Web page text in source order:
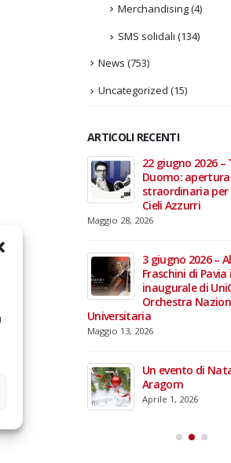
Merchandising(4)
SMS solidali (134)
News (753)
Uncategorized (15)
ARTICOLI RECENTI
– “Jannacci… e
TOG
2026 –
benefico per
22 giugno 2026 –
Duomo:
straordinaria per
Cieli Azzurri
Maggio 28, 2026
3 giugno 2026 –
Fraschini di
inaugurale di
Orchestra
Universitaria
Maggio 13, 2026
Un evento di
Aragorn
Aprile 1, 2026